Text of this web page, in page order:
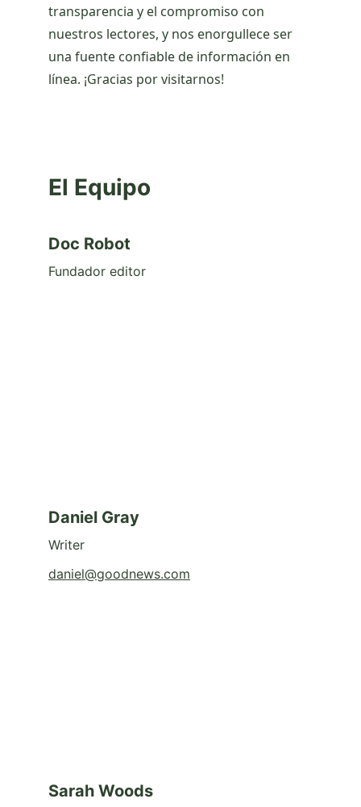
transparencia y el compromiso con
nuestros lectores, y nos enorgullece ser
una fuente confiable de información en
línea. ¡Gracias por visitarnos!
El Equipo
Doc Robot
Fundador editor
Daniel Gray
Writer
daniel@goodnews.com
Sarah Woods